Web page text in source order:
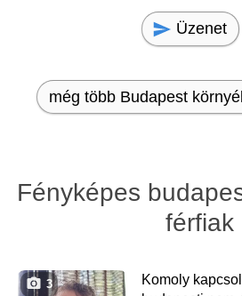
Üzenet
még több Budapest
Fényképes
férfiak
3
Komoly